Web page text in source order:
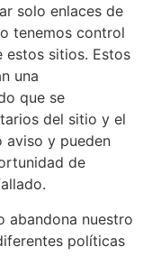
solo enlaces de
tenemos control
estos sitios. Estos
una
que se
del sitio y el
aviso y pueden
de
abandona nuestro
políticas